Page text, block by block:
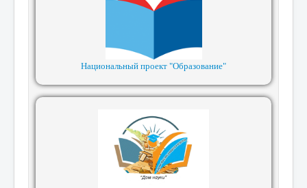
Национальный проект "Образование"